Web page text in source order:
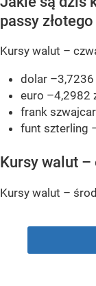
passy złotego
Kursy walut –
dolar –3,7236
euro –4,2982
frank
funt szterling
Kursy walut
Kursy walut –